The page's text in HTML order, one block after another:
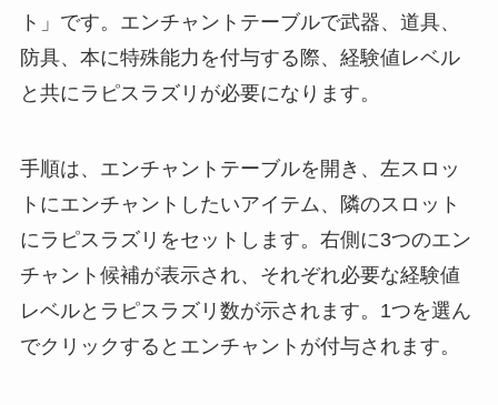
ト」です。エンチャントテーブルで武器、道具、
防具、本に特殊能力を付与する際、経験値レベル
と共にラピスラズリが必要になります。
手順は、エンチャントテーブルを開き、左スロッ
トにエンチャントしたいアイテム、隣のスロット
にラピスラズリをセットします。右側に3つのエン
チャント候補が表示され、それぞれ必要な経験値
レベルとラピスラズリ数が示されます。1つを選ん
でクリックするとエンチャントが付与されます。